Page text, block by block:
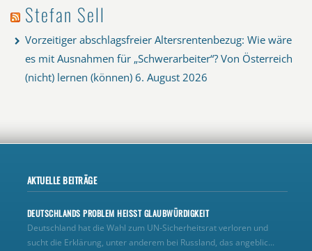
Stefan Sell
Vorzeitiger abschlagsfreier Altersrentenbezug: Wie wäre
es mit Ausnahmen für „Schwerarbeiter“? Von Österreich
(nicht) lernen (können) 6. August 2026
AKTUELLE BEITRÄGE
DEUTSCHLANDS PROBLEM HEISST GLAUBWÜRDIGKEIT
Deutschland hat die Wahl zum UN‑Sicherheitsrat verloren und
sucht die Erklärung, unter anderem bei Russland, das angeblic...